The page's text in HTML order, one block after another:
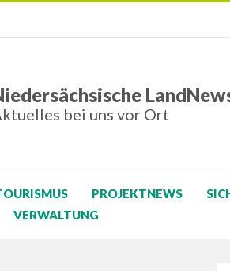
bei uns vor Ort
PROJEKTNEWS
VERWALTUNG